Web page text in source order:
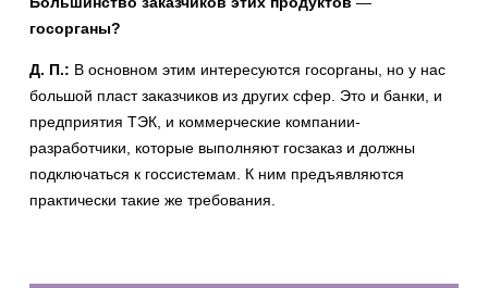
госорганы?
Д. П.: В основном этим интересуются госорганы, но у нас
большой пласт заказчиков из других сфер. Это и банки, и
предприятия ТЭК, и коммерческие компании-
разработчики, которые выполняют госзаказ и должны
подключаться к госсистемам. К ним предъявляются
практически такие же требования.